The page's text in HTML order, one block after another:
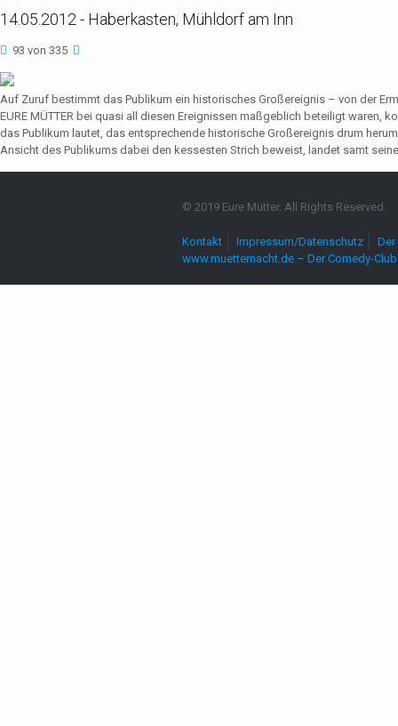
14.05.2012 - Haberkasten, Mühldorf am Inn
93 von 335
Auf Zuruf bestimmt das Publikum ein historisches Großereignis – von der
EURE MÜTTER bei quasi all diesen Ereignissen maßgeblich beteiligt waren,
das Publikum lautet, das entsprechende historische Großereignis drum
Ansicht des Publikums dabei den kessesten Strich beweist, landet samt
© 2019 Eure Mütter. All Rights Reserved.
Kontakt Impressum/Datenschutz
www.muetternacht.de – Der Comedy-Club